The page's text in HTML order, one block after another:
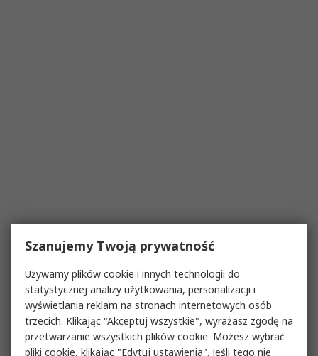
Szanujemy Twoją prywatność
Używamy plików cookie i innych technologii do
statystycznej analizy użytkowania, personalizacji i
wyświetlania reklam na stronach internetowych osób
trzecich. Klikając "Akceptuj wszystkie", wyrażasz zgodę na
przetwarzanie wszystkich plików cookie. Możesz wybrać
pliki cookie, klikając "Edytuj ustawienia". Jeśli tego nie